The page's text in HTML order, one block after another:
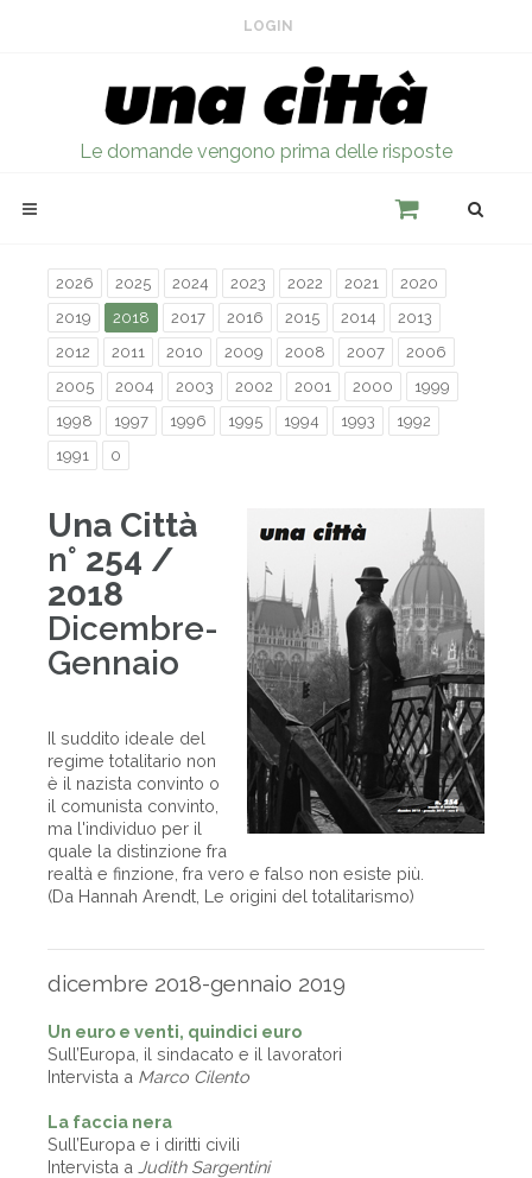
LOGIN
Le domande vengono prima delle risposte
2026 2025 2024 2023 2022 2021
2020
2019
2018 2017 2016 2015 2014
2013
2012
2011 2010 2009 2008 2007
2006
2005
2004 2003 2002 2001 2000
1999
1998
1997 1996 1995 1994 1993
1992
1991
0
Una Città
n° 254 /
2018
Dicembre-
Gennaio
Il suddito ideale del
regime totalitario non
è il nazista convinto o
il comunista convinto,
ma l'individuo per il
quale la distinzione fra
realtà e finzione, fra vero e falso non esiste più.
(Da Hannah Arendt, Le origini del totalitarismo)
dicembre 2018-gennaio 2019
Un euro e venti, quindici euro
Sull’Europa, il sindacato e il lavoratori
Intervista a Marco Cilento
La faccia nera
Sull’Europa e i diritti civili
Intervista a Judith Sargentini